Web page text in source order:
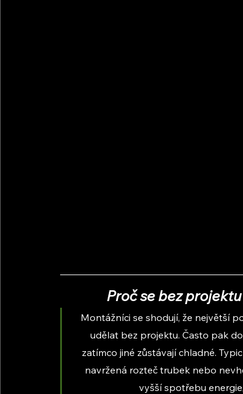
Proč se bez
Montážníci se shodují, že největší
udělat bez projektu. Často pak
zatímco jiné zůstávají chladné.
navržená rozteč trubek nebo
vyšší spotřebu